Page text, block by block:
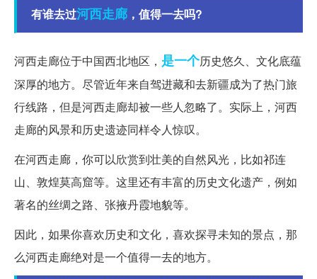
有谁去过河西走廊 ，值得一去吗?
河西走廊位于中国西北地区， 是一个历史悠久、文化底蕴
深厚的地方。尽管近年来自驾进藏和去新疆成为了热门旅
行线路，但是河西走廊却被一些人忽略了。实际上，河西
走廊的风景和历史遗迹同样令人惊叹。
在河西走廊，你可以欣赏到壮美的自然风光，比如祁连
山、敦煌莫高窟等。这里还有丰富的历史文化遗产，例如
著名的丝绸之路、张掖丹霞地貌等。
因此，如果你喜欢历史和文化，喜欢探寻未知的景点，那
么河西走廊绝对是一个值得一去的地方。